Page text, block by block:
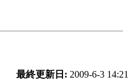
最終更新日: 2009-6-3 14:21